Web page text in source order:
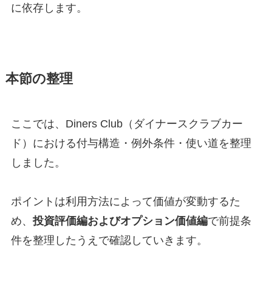
に依存します。
本節の整理
ここでは、Diners Club（ダイナースクラブカー
ド）における付与構造・例外条件・使い道を整理
しました。
ポイントは利用方法によって価値が変動するた
め、 投資評価編およびオプション価値編で前提条
件を整理したうえで確認していきます。